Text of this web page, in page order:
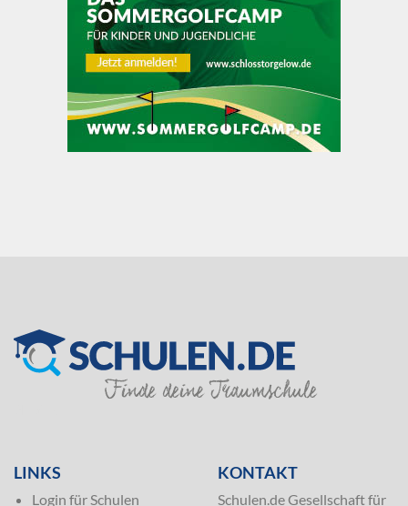
LINKS
Login für Schulen
KONTAKT
Schulen.de Gesellschaft für